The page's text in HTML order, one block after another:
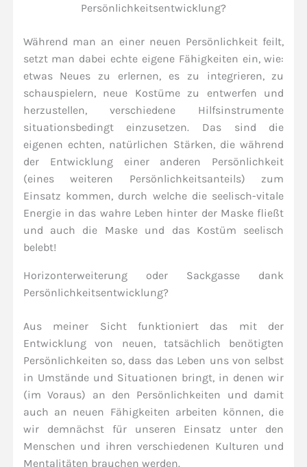
Persönlichkeitsentwicklung?
Während man an einer neuen Persönlichkeit feilt,
setzt man dabei echte eigene Fähigkeiten ein, wie:
etwas Neues zu erlernen, es zu integrieren, zu
schauspielern, neue Kostüme zu entwerfen und
herzustellen, verschiedene Hilfsinstrumente
situationsbedingt einzusetzen. Das sind die
eigenen echten, natürlichen Stärken, die während
der Entwicklung einer anderen Persönlichkeit
(eines weiteren Persönlichkeitsanteils) zum
Einsatz kommen, durch welche die seelisch-vitale
Energie in das wahre Leben hinter der Maske fließt
und auch die Maske und das Kostüm seelisch
belebt!
Horizonterweiterung oder Sackgasse dank
Persönlichkeitsentwicklung?
Aus meiner Sicht funktioniert das mit der
Entwicklung von neuen, tatsächlich benötigten
Persönlichkeiten so, dass das Leben uns von selbst
in Umstände und Situationen bringt, in denen wir
(im Voraus) an den Persönlichkeiten und damit
auch an neuen Fähigkeiten arbeiten können, die
wir demnächst für unseren Einsatz unter den
Menschen und ihren verschiedenen Kulturen und
Mentalitäten brauchen werden.